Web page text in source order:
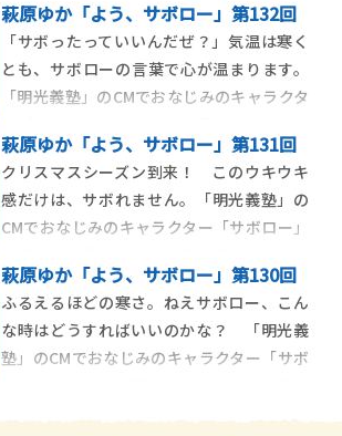
あなたを怠惰な世界に誘います。
萩原ゆか「よう、サボロー」第132回
「サボったっていいんだぜ？」気温は寒く
とも、サボローの言葉で心が温まります。
「明光義塾」のCMでおなじみのキャラクタ
曜更新。あなたを怠惰な世界に誘います。
萩原ゆか「よう、サボロー」第131回
クリスマスシーズン到来！ このウキウキ
感だけは、サボれません。「明光義塾」の
CMでおなじみのキャラクター「サボロー」
を怠惰な世界に誘います。
萩原ゆか「よう、サボロー」第130回
ふるえるほどの寒さ。ねえサボロー、こん
な時はどうすればいいのかな？ 「明光義
塾」のCMでおなじみのキャラクター「サボ